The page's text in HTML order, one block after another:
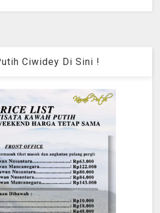
Ciwidey Di Sini !